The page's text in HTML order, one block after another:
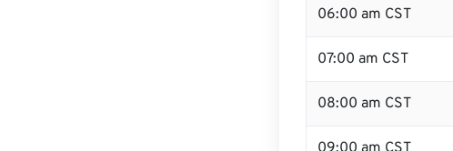
06:00 am CST
07:00 am CST
08:00 am CST